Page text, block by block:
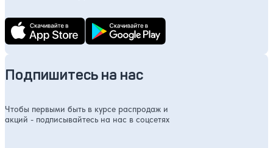
Подпишитесь на нас
Чтобы первыми быть в курсе распродаж и
акций - подписывайтесь на нас в соцсетях